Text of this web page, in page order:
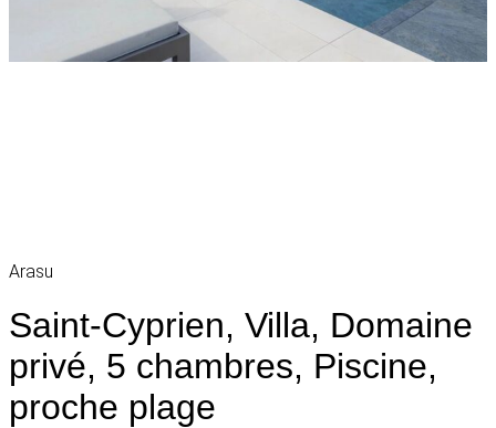
Arasu
Saint-Cyprien, Villa, Domaine
privé, 5 chambres, Piscine,
proche plage